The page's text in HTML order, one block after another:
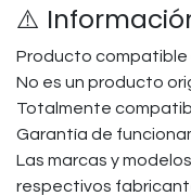
⚠️
Producto compatible
No es un producto
Totalmente
Garantía de
Las marcas y
respectivos